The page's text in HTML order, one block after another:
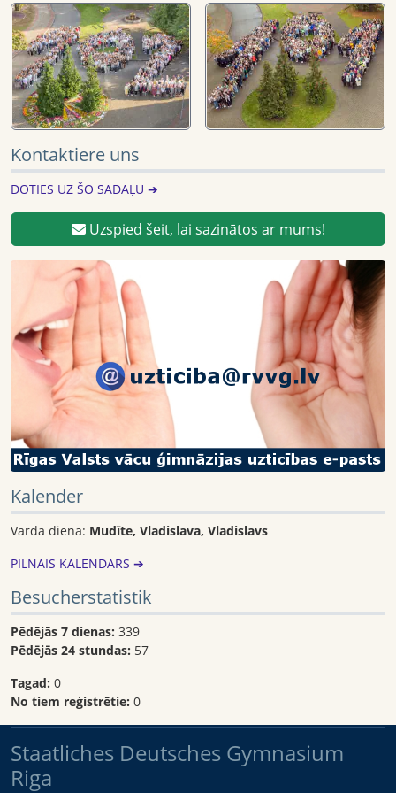
Kontaktiere uns
DOTIES UZ ŠO SADAĻU ➔
Uzspied šeit, lai sazinātos ar mums!
Kalender
Vārda diena: Mudīte, Vladislava, Vladislavs
PILNAIS KALENDĀRS ➔
Besucherstatistik
Pēdējās 7 dienas: 339
Pēdējās 24 stundas: 57
Tagad: 0
No tiem reģistrētie: 0
Staatliches Deutsches Gymnasium
Riga